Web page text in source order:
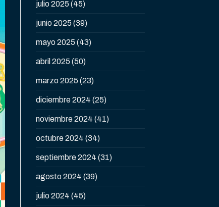
julio 2025 (45)
junio 2025 (39)
mayo 2025 (43)
abril 2025 (50)
marzo 2025 (23)
diciembre 2024 (25)
noviembre 2024 (41)
octubre 2024 (34)
septiembre 2024 (31)
agosto 2024 (39)
julio 2024 (45)